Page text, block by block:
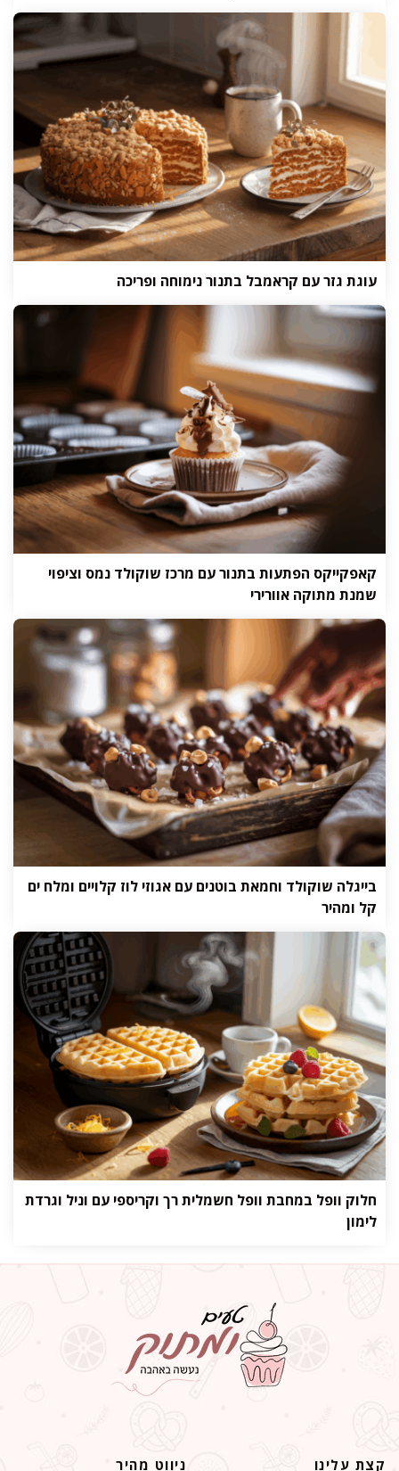
עוגת גזר עם קראמבל בתנור נימוחה ופריכה
קאפקייקס הפתעות בתנור עם מרכז שוקולד נמס וציפוי
שמנת מתוקה אוורירי
בייגלה שוקולד וחמאת בוטנים עם אגוזי לוז קלויים ומלח ים
קל ומהיר
חלוק וופל במחבת וופל חשמלית רך וקריספי עם וניל וגרדת
לימון
קצת עלינו ניווט מהיר